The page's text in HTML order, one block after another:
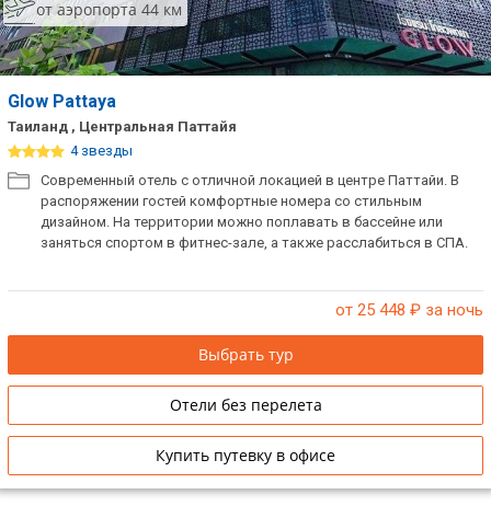
от аэропорта 44 км
Glow Pattaya
Таиланд , Центральная Паттайя
4 звезды
Современный отель с отличной локацией в центре Паттайи. В
распоряжении гостей комфортные номера со стильным
дизайном. На территории можно поплавать в бассейне или
заняться спортом в фитнес-зале, а также расслабиться в СПА.
от 25 448 ₽ за ночь
Выбрать тур
Отели без перелета
Купить путевку в офисе